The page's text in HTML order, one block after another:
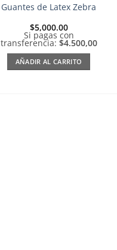
Guantes de Latex Zebra
$5,000.00
Si pagas con
transferencia: $4.500,00
AÑADIR AL CARRITO